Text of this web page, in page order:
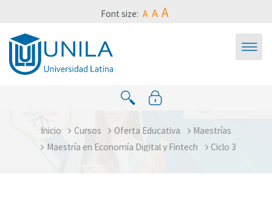
Saltar al contenido principalFont size: A A A
Inicio Cursos Oferta Educativa
Maestrías
Maestría en Economía Digital y Fintech
Ciclo 3